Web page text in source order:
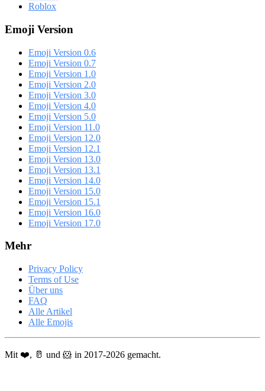
Roblox
Emoji Version
Emoji Version 0.6
Emoji Version 0.7
Emoji Version 1.0
Emoji Version 2.0
Emoji Version 3.0
Emoji Version 4.0
Emoji Version 5.0
Emoji Version 11.0
Emoji Version 12.0
Emoji Version 12.1
Emoji Version 13.0
Emoji Version 13.1
Emoji Version 14.0
Emoji Version 15.0
Emoji Version 15.1
Emoji Version 16.0
Emoji Version 17.0
Mehr
Privacy Policy
Terms of Use
Über uns
FAQ
Alle Artikel
Alle Emojis
Mit ❤️, 🥛 und 🐹 in 2017-2026 gemacht.